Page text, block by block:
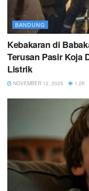
BANDUNG
Kebakaran di
Terusan Pasir Koja
Listrik
NOVEMBER 12, 2025 1.2K